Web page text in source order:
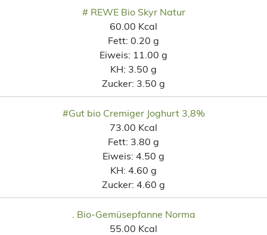
# REWE Bio Skyr Natur
60.00 Kcal
Fett: 0.20 g
Eiweis: 11.00 g
KH: 3.50 g
Zucker: 3.50 g
#Gut bio Cremiger Joghurt 3,8%
73.00 Kcal
Fett: 3.80 g
Eiweis: 4.50 g
KH: 4.60 g
Zucker: 4.60 g
. Bio-Gemüsepfanne Norma
55.00 Kcal